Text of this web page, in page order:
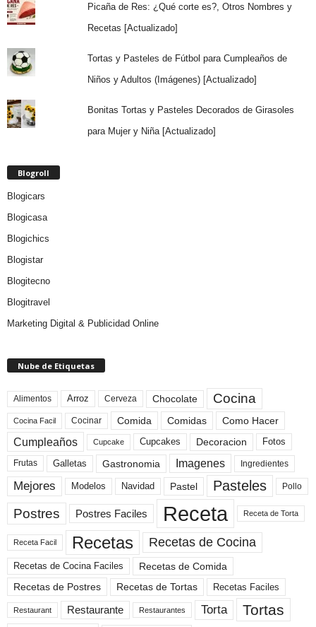
Picaña de Res: ¿Qué corte es?, Otros Nombres y
Recetas [Actualizado]
Tortas y Pasteles de Fútbol para Cumpleaños de
Niños y Adultos (Imágenes) [Actualizado]
Bonitas Tortas y Pasteles Decorados de Girasoles
para Mujer y Niña [Actualizado]
Blogroll
Blogicars
Blogicasa
Blogichics
Blogistar
Blogitecno
Blogitravel
Marketing Digital & Publicidad Online
Nube de Etiquetas
Alimentos Arroz Cerveza Chocolate Cocina
Cocina Facil Cocinar Comida Comidas Como Hacer
Cumpleaños Cupcake Cupcakes Decoracion Fotos
Frutas Galletas Gastronomia Imagenes Ingredientes
Mejores Modelos Navidad Pastel Pasteles Pollo
Postres Postres Faciles Receta Receta de Torta
Receta Facil Recetas Recetas de Cocina
Recetas de Cocina Faciles
Recetas de Comida
Recetas de Postres
Recetas de Tortas Recetas Faciles
Restaurant Restaurante Restaurantes Torta Tortas